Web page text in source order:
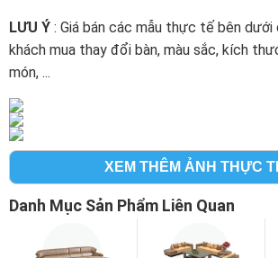
LƯU Ý : Giá bán các mẫu thực tế bên
khách mua thay đổi bàn, màu sắc, kích
món, ...
XEM THÊM ẢNH THỰC
Danh Mục Sản Phẩm Liên Quan